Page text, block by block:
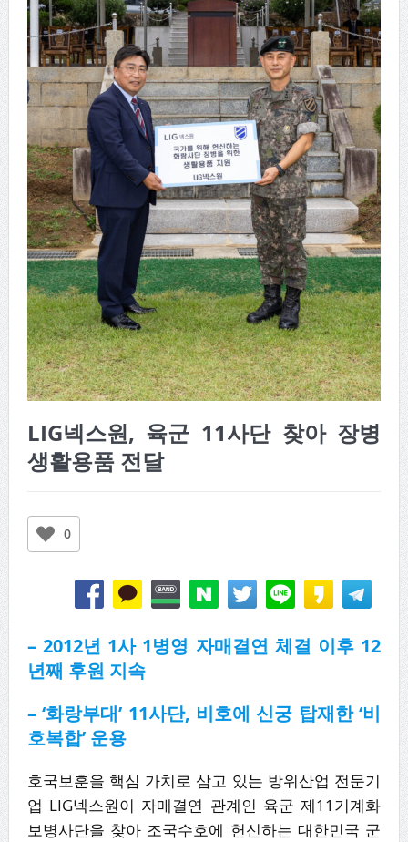
LIG넥스원, 육군 11사단 찾아 장병
생활용품 전달
0
– 2012년 1사 1병영 자매결연 체결 이후 12
년째 후원 지속
– ‘화랑부대’ 11사단, 비호에 신궁 탑재한 ‘비
호복합’ 운용
호국보훈을 핵심 가치로 삼고 있는 방위산업 전문기
업 LIG넥스원이 자매결연 관계인 육군 제11기계화
보병사단을 찾아 조국수호에 헌신하는 대한민국 군